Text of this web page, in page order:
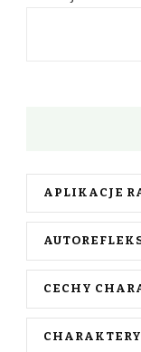
APLIKACJE
CECHY
CHARAKTERY